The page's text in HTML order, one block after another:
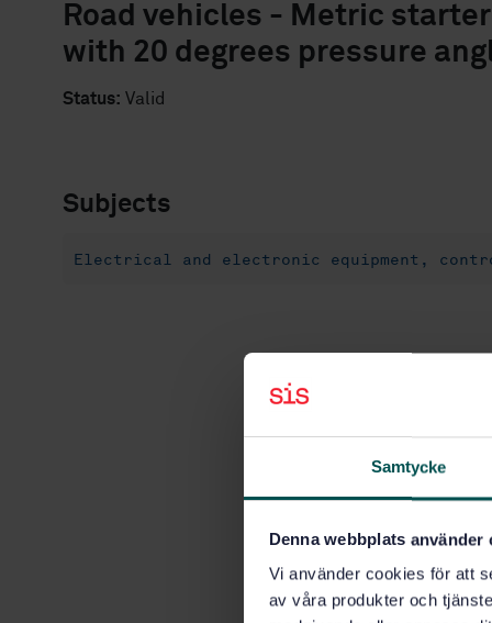
Samtycke
Denna webbplats använder
Vi använder cookies för att
av våra produkter och
Road vehicles - Metric
with 20 degrees pressure
Status: Valid
Subjects
Electrical and electronic equipment,